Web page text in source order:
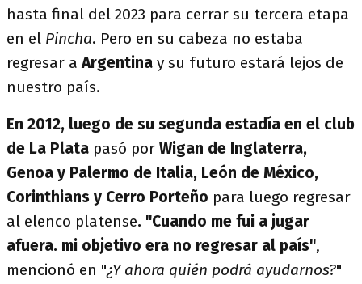
hasta final del 2023 para cerrar su tercera etapa
en el Pincha. Pero en su cabeza no estaba
regresar aArgentina y su futuro estará lejos de
nuestro país.
En 2012, luego de su segunda estadía en el club
de La Plata pasó por Wigan de Inglaterra,
Genoa y Palermo de Italia, León de México,
Corinthians y Cerro Porteño para luego regresar
al elenco platense. "Cuando me fui a jugar
afuera. mi objetivo era no regresar al país",
mencionó en "¿Y ahora quién podrá ayudarnos?"